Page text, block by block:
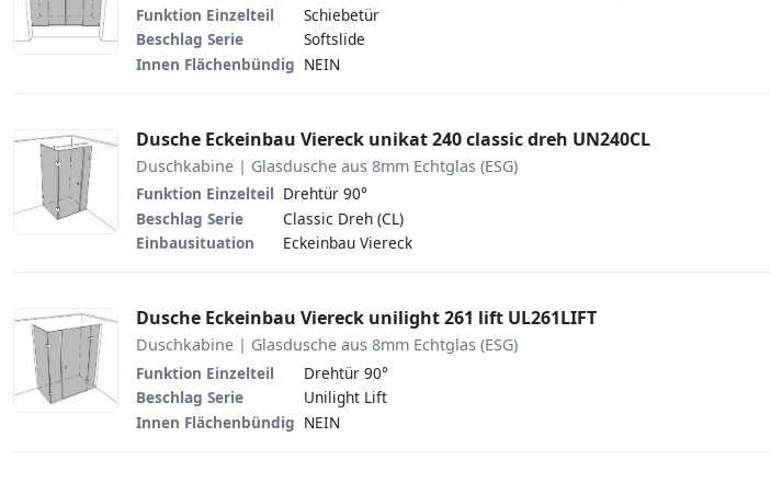
Funktion Einzelteil
Schiebetür
Beschlag Serie
Softslide
Innen Flächenbündig NEIN
Dusche Eckeinbau Viereck unikat 240 classic dreh UN240CL
Duschkabine | Glasdusche aus 8mm Echtglas (ESG)
Funktion Einzelteil Drehtür 90°
Beschlag Serie
Classic Dreh (CL)
Einbausituation
Eckeinbau Viereck
Dusche Eckeinbau Viereck unilight 261 lift UL261LIFT
Duschkabine | Glasdusche aus 8mm Echtglas (ESG)
Funktion Einzelteil
Drehtür 90°
Beschlag Serie
Unilight Lift
Innen Flächenbündig NEIN